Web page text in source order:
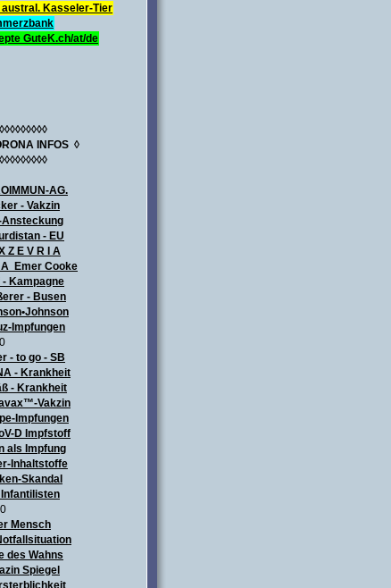
austral. Kasseler-Tier
GuteK.ch/at/de
INFOS ◊
AG.
- Vakzin
Ansteckung
- EU
Z E V R I A
Emer Cooke
- Kampagne
- Busen
Impfungen
- to go - SB
- Krankheit
- Krankheit
Vakzin
Impfungen
D Impfstoff
als Impfung
Inhaltstoffe
Skandal
Infantilisten
Mensch
des Wahns
Spiegel